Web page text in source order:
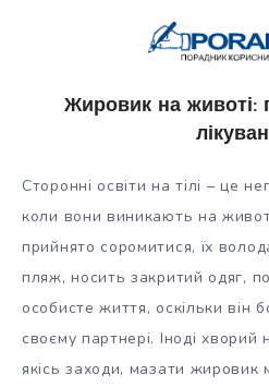
Жировик на животі:
Сторонні освіти на тілі – це
коли вони виникають на
прийнято соромитися, їх
пляж, носить закритий одяг,
особисте життя, оскільки він
своєму партнері. Інодіхворий
якісь заходи, мазати жировик